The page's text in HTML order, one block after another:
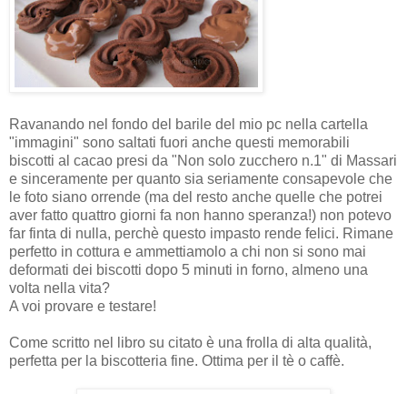
Ravanando nel fondo del barile del mio pc nella cartella
"immagini" sono saltati fuori anche questi memorabili
biscotti al cacao presi da "Non solo zucchero n.1" di Massari
e sinceramente per quanto sia seriamente consapevole che
le foto siano orrende (ma del resto anche quelle che potrei
aver fatto quattro giorni fa non hanno speranza!) non potevo
far finta di nulla, perchè questo impasto rende felici. Rimane
perfetto in cottura e ammettiamolo a chi non si sono mai
deformati dei biscotti dopo 5 minuti in forno, almeno una
volta nella vita?
A voi provare e testare!
Come scritto nel libro su citato è una frolla di alta qualità,
perfetta per la biscotteria fine. Ottima per il tè o caffè.